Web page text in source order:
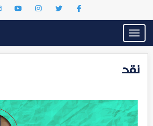
Toggle
navigation
نقد